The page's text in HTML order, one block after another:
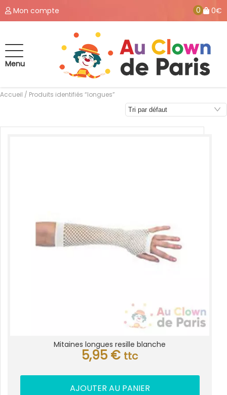
Mon compte 0 0€
Menu
Accueil / Produits identifiés “longues”
Mitaines longues resille blanche
5,95 € ttc
AJOUTER AU PANIER